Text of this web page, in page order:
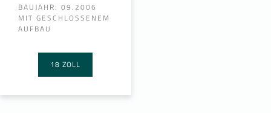
BAUJAHR: 09.2006
MIT GESCHLOSSENEM
AUFBAU
18 ZOLL